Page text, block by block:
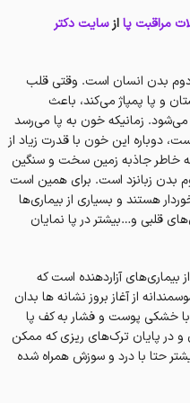
مراقبت پاازسایت دکتر
دوم بدن انسان است. وقتی قلب
و پا پمپاژ می‌کند، باعث
زمانیکه خون به پا می‌رسد
دوباره این خون با قدرت زیاد از
به خاطر جاذبه زمین سخت و سنگین
بدن زبانزد است. برای همین است
هستند و بسیاری از بیماری‌ها
قلبی و…بیشتر در پا نمایان
آزاردهنده است که
از آغاز بروز نشانه ها بدان
خشکی پوست و فشار به کف پا
پایان ترک‌های ریزی که ممکن
حتا با درد و سوزش همراه شده